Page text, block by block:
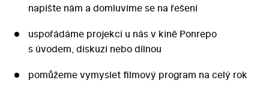
napište nám a domluvíme se na řešení
uspořádáme projekci u nás v kině Ponrepo
s úvodem, diskuzí nebo dílnou
pomůžeme vymyslet filmový program na celý rok